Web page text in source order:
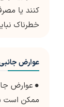
کنند یا
خطرناک
عوارض
●عوارض
ممکن است